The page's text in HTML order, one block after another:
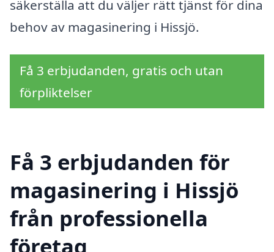
säkerställa att du väljer rätt tjänst för dina
behov av magasinering i Hissjö.
Få 3 erbjudanden, gratis och utan
förpliktelser
Få 3 erbjudanden för
magasinering i Hissjö
från professionella